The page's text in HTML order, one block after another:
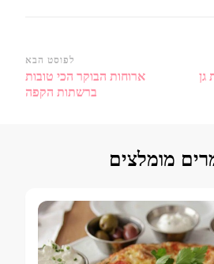
גן
לפוסט הבא
ארוחות הבוקר הכי טובות
ברשתות הקפה
מומלצים